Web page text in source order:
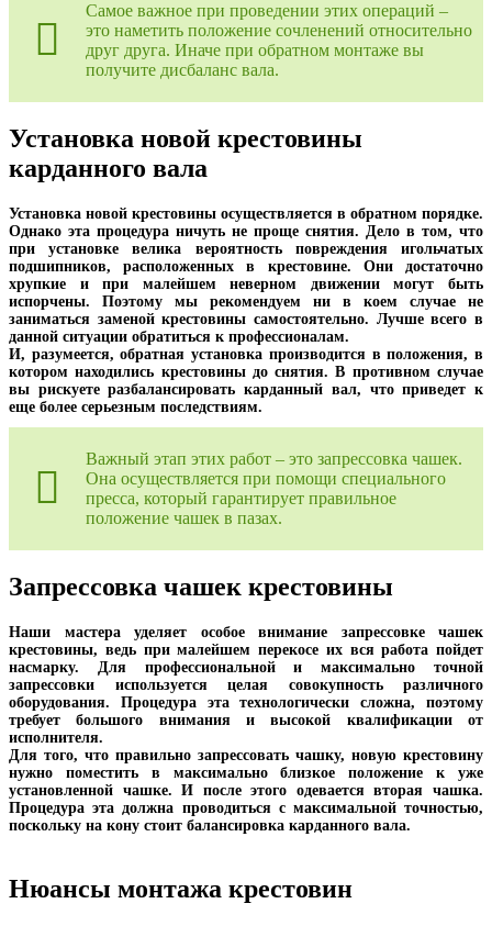
Самое важное при проведении этих операций –
это наметить положение сочленений относительно
друг друга. Иначе при обратном монтаже вы
получите дисбаланс вала.
Установка новой крестовины
карданного вала
Установка новой крестовины осуществляется в обратном порядке.
Однако эта процедура ничуть не проще снятия. Дело в том, что
при установке велика вероятность повреждения игольчатых
подшипников, расположенных в крестовине. Они достаточно
хрупкие и при малейшем неверном движении могут быть
испорчены. Поэтому мы рекомендуем ни в коем случае не
заниматься заменой крестовины самостоятельно. Лучше всего в
данной ситуации обратиться к профессионалам.
И, разумеется, обратная установка производится в положения, в
котором находились крестовины до снятия. В противном случае
вы рискуете разбалансировать карданный вал, что приведет к
еще более серьезным последствиям.
Важный этап этих работ – это запрессовка чашек.
Она осуществляется при помощи специального
пресса, который гарантирует правильное
положение чашек в пазах.
Запрессовка чашек крестовины
Наши мастера уделяет особое внимание запрессовке чашек
крестовины, ведь при малейшем перекосе их вся работа пойдет
насмарку. Для профессиональной и максимально точной
запрессовки используется целая совокупность различного
оборудования. Процедура эта технологически сложна, поэтому
требует большого внимания и высокой квалификации от
исполнителя.
Для того, что правильно запрессовать чашку, новую крестовину
нужно поместить в максимально близкое положение к уже
установленной чашке. И после этого одевается вторая чашка.
Процедура эта должна проводиться с максимальной точностью,
поскольку на кону стоит балансировка карданного вала.
Нюансы монтажа крестовин